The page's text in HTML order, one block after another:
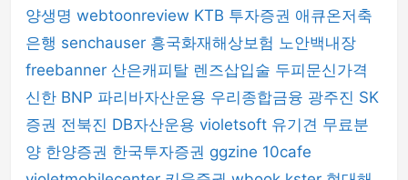
양생명 webtoonreview KTB 투자증권 애큐온저축
은행 senchauser 흥국화재해상보험 노안백내장
freebanner 산은캐피탈 렌즈삽입술 두피문신가격
신한 BNP 파리바자산운용 우리종합금융 광주진 SK
증권 전북진 DB자산운용 violetsoft 유기견 무료분
양 한양증권 한국투자증권 ggzine 10cafe